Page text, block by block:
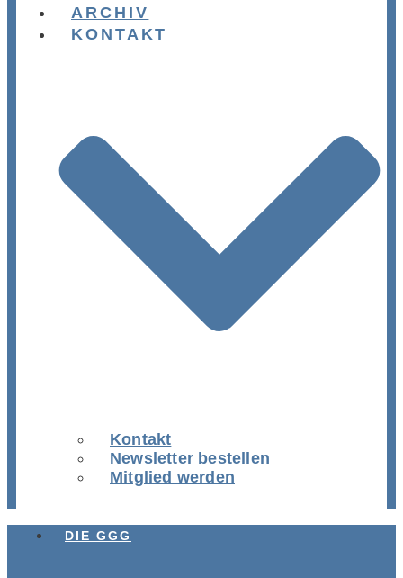
ARCHIV
KONTAKT
Kontakt
Newsletter bestellen
Mitglied werden
DIE GGG